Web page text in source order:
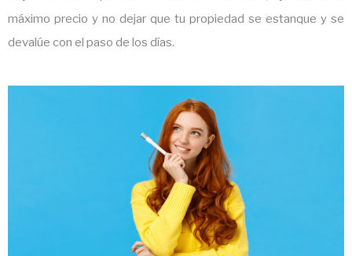
máximo precio y no dejar que tu propiedad se estanque y se
devalúe con el paso de los días.